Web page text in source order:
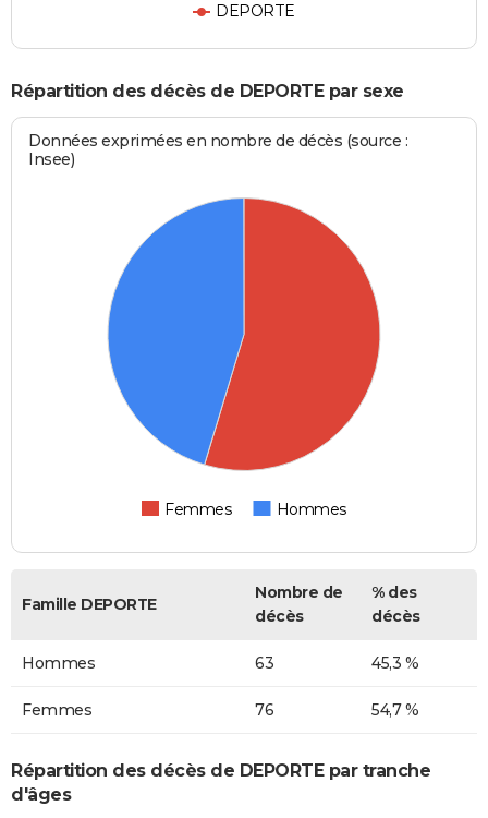
DEPORTE
Répartition des décès de DEPORTE par sexe
Données exprimées en nombre de décès (source :
Insee)
Femmes Hommes
Famille DEPORTE
Nombre de
décès
% des
décès
Hommes 63 45,3 %
Femmes 76 54,7 %
Répartition des décès de DEPORTE par tranche
d'âges